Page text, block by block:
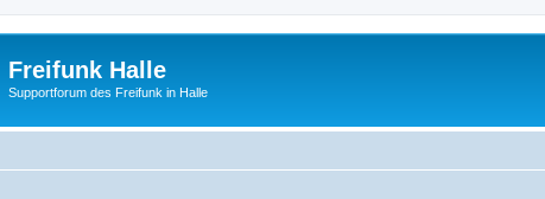
Freifunk Halle
Supportforum des Freifunk in Halle